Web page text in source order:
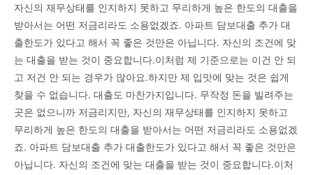
자신의 재무상태를 인지하지 못하고 무리하게 높은 한도의 대출을
받아서는 어떤 저금리라도 소용없겠죠. 아파트 담보대출 추가 대
출한도가 있다고 해서 꼭 좋은 것만은 아닙니다. 자신의 조건에 맞
는 대출을 받는 것이 중요합니다.이처럼 제 기준으로는 이건 안 되
고 저건 안 되는 경우가 많아요.하지만 제 입맛에 맞는 것은 쉽게
찾을 수 없습니다. 대출도 마찬가지입니다. 무작정 돈을 빌려주는
곳은 없으니까 저금리지만, 자신의 재무상태를 인지하지 못하고
무리하게 높은 한도의 대출을 받아서는 어떤 저금리라도 소용없겠
죠. 아파트 담보대출 추가 대출한도가 있다고 해서 꼭 좋은 것만은
아닙니다. 자신의 조건에 맞는 대출을 받는 것이 중요합니다.이처